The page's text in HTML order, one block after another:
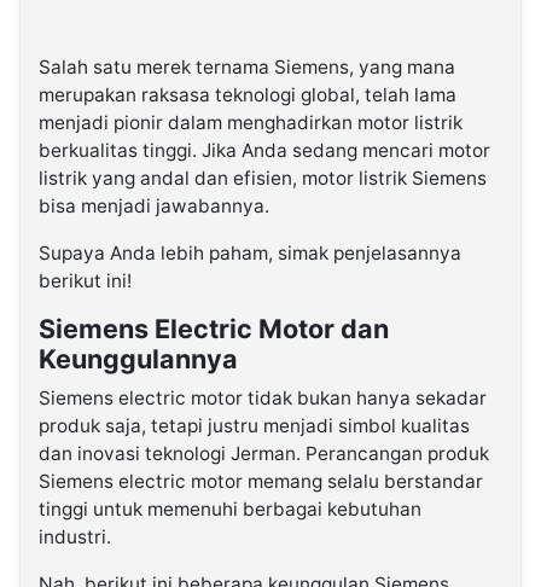
Salah satu merek ternama Siemens, yang mana
merupakan raksasa teknologi global, telah lama
menjadi pionir dalam menghadirkan motor listrik
berkualitas tinggi. Jika Anda sedang mencari motor
listrik yang andal dan efisien, motor listrik Siemens
bisa menjadi jawabannya.
Supaya Anda lebih paham, simak penjelasannya
berikut ini!
Siemens Electric Motor dan
Keunggulannya
Siemens electric motor tidak bukan hanya sekadar
produk saja, tetapi justru menjadi simbol kualitas
dan inovasi teknologi Jerman. Perancangan produk
Siemens electric motor memang selalu berstandar
tinggi untuk memenuhi berbagai kebutuhan
industri.